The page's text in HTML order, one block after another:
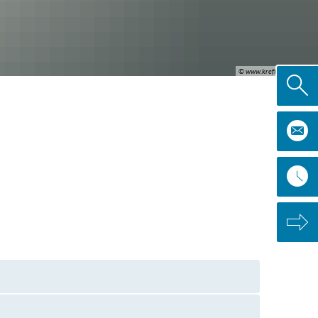
© www.kreft-fotografie.de